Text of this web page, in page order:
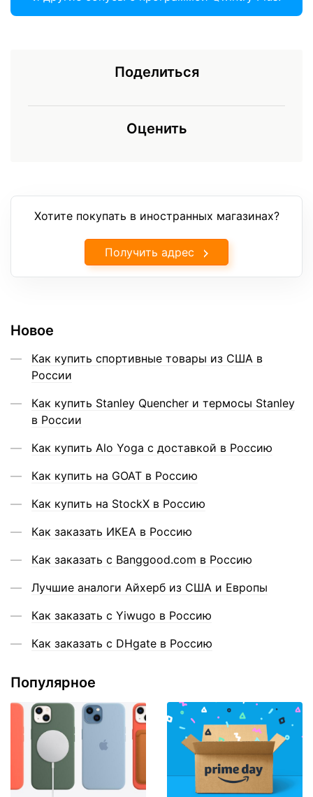
Поделиться
Оценить
Хотите покупать в иностранных магазинах?
Получить адрес
Новое
Как купить спортивные товары из США в
России
Как купить Stanley Quencher и термосы Stanley
в России
Как купить Alo Yoga с доставкой в Россию
Как купить на GOAT в Россию
Как купить на StockX в Россию
Как заказать ИКЕА в Россию
Как заказать с Banggood.com в Россию
Лучшие аналоги Айхерб из США и Европы
Как заказать с Yiwugo в Россию
Как заказать с DHgate в Россию
Популярное